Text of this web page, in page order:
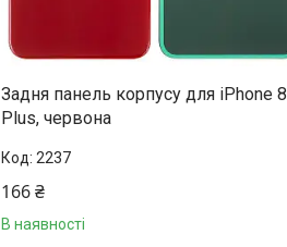
Задня панель корпусу для iPhone 8
Plus, червона
2237
166 ₴
В наявності